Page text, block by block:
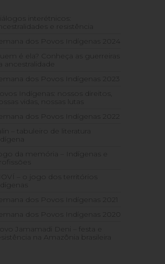
interétnicos:
e resistência
dos Povos Indígenas 2024
é ela? Conheça as guerreiras
ancestralidade
dos Povos Indígenas 2023
Indígenas: nossos direitos,
vidas, nossas lutas
dos Povos Indígenas 2022
– tabuleiro de literatura
da memória – Indígenas e
– o jogo dos territórios
dos Povos Indígenas 2021
dos Povos Indígenas 2020
Jamamadi Deni – festa e
na Amazônia brasileira